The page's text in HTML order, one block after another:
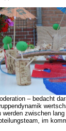
– bedacht
werden zwischen
im